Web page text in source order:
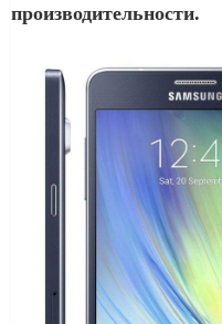
производительности.